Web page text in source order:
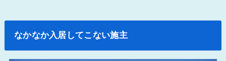
なかなか入居してこない施主